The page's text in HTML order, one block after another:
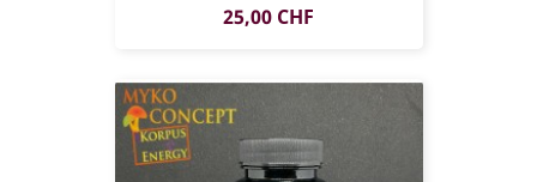
Prix
25,00 CHF